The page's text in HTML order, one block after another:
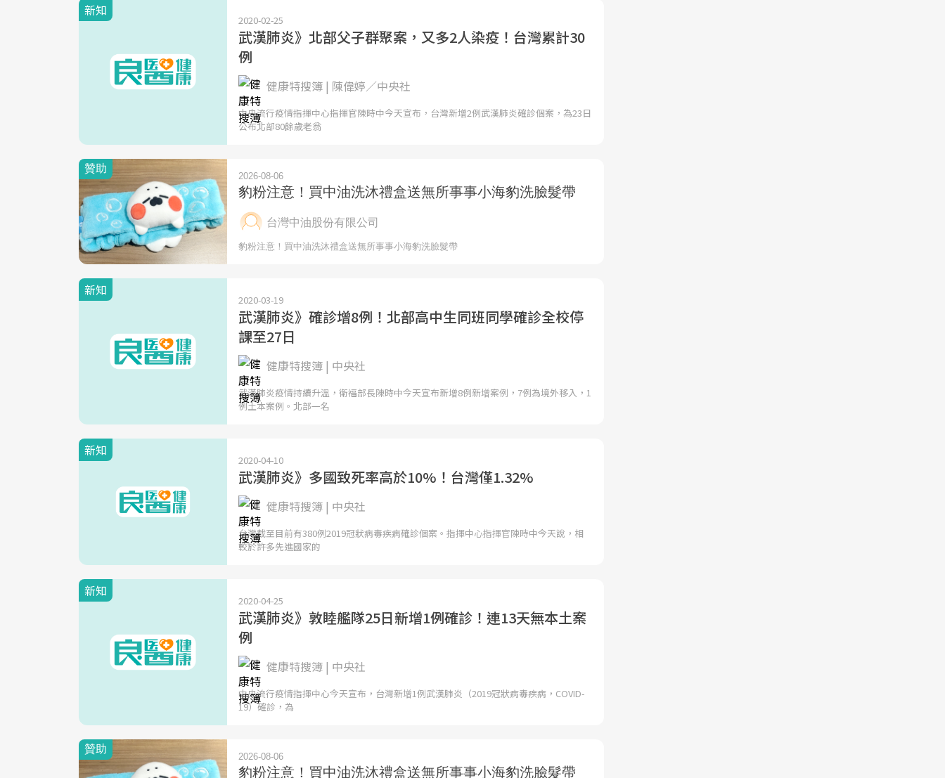
新知
2020-02-25
武漢肺炎》北部父子群聚案，又多2人染疫！台灣累計30
例
健康特搜簿 | 陳偉婷／中央社
中央流行疫情指揮中心指揮官陳時中今天宣布，台灣新增2例武漢肺炎確診個案，為23日
公布北部80餘歲老翁
新知
2020-03-19
武漢肺炎》確診增8例！北部高中生同班同學確診全校停
課至27日
健康特搜簿 | 中央社
武漢肺炎疫情持續升溫，衛福部長陳時中今天宣布新增8例新增案例，7例為境外移入，1
例土本案例。北部一名
新知
2020-04-10
武漢肺炎》多國致死率高於10%！台灣僅1.32%
健康特搜簿 | 中央社
台灣截至目前有380例2019冠狀病毒疾病確診個案。指揮中心指揮官陳時中今天說，相
較於許多先進國家的
新知
2020-04-25
武漢肺炎》敦睦艦隊25日新增1例確診！連13天無本土案
例
健康特搜簿 | 中央社
中央流行疫情指揮中心今天宣布，台灣新增1例武漢肺炎（2019冠狀病毒疾病，COVID-
19）確診，為